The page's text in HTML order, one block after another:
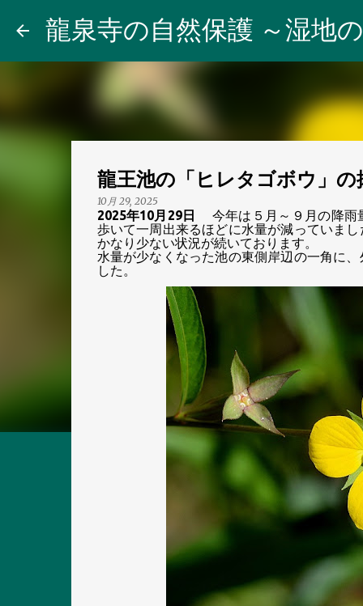
龍泉寺の自然保護 ～湿
龍王池の「ヒレタゴボウ」の
10月 29, 2025
2025年10月 29日 今年は５ 月 ～９ 月の降雨
歩いて一周出来るほどに水量が減っていまし
かなり少ない状況が続いております。
水量が少なくなった池の東側岸辺の一角に、
した 。